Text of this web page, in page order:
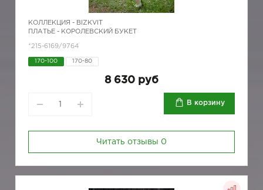
КОЛЛЕКЦИЯ - BIZKVIT
ПЛАТЬЕ - КОРОЛЕВСКИЙ БУКЕТ
*215-6169/9764
170-100 170-80
8 630 руб
В корзину
Читать отзывы 0